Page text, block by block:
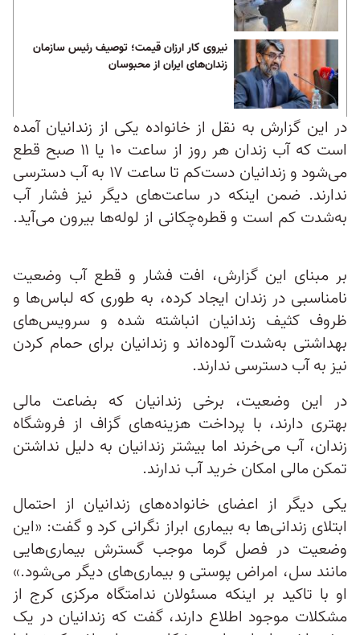
نیروی کار ارزان قیمت؛ توصیف رئیس سازمان
زندان‌های ایران از محبوسان
در این گزارش به نقل از خانواده یکی از زندانیان آمده
است که آب زندان هر روز از ساعت ۱۰ یا ۱۱ صبح قطع
می‌شود و زندانیان دست‌کم تا ساعت ۱۷ به آب دسترسی
ندارند. ضمن اینکه در ساعت‌های دیگر نیز فشار آب
به‌شدت کم است و قطره‌چکانی از لوله‌ها بیرون می‌آید.
بر مبنای این گزارش، افت فشار و قطع آب وضعیت
نامناسبی در زندان ایجاد کرده، به‌ طوری‌ که لباس‌ها و
ظروف کثیف زندانیان انباشته شده و سرویس‌های
بهداشتی به‌شدت آلوده‌اند و زندانیان برای حمام کردن
نیز به آب دسترسی ندارند.
در این وضعیت، برخی زندانیان که بضاعت مالی
بهتری دارند، با پرداخت هزینه‌های گزاف از فروشگاه
زندان، آب ‌می‌خرند اما بیشتر زندانیان به دلیل نداشتن
تمکن مالی امکان خرید آب ندارند.
یکی دیگر از اعضای خانواده‌های زندانیان از احتمال
ابتلای زندانی‌ها به بیماری ابراز نگرانی کرد و گفت: «این
وضعیت در فصل گرما موجب گسترش بیماری‌هایی
مانند سل، امراض پوستی و بیماری‌های دیگر می‌شود.»
او با تاکید بر اینکه مسئولان ندامتگاه مرکزی کرج از
مشکلات موجود اطلاع دارند، گفت که زندانیان در یک